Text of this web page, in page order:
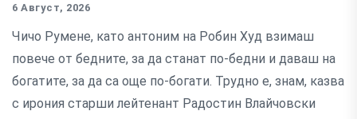
6 Август, 2026
Чичо Румене, като антоним на Робин Худ взимаш
повече от бедните, за да станат по-бедни и даваш на
богатите, за да са още по-богати. Трудно е, знам, казва
с ирония старши лейтенант Радостин Влайчовски